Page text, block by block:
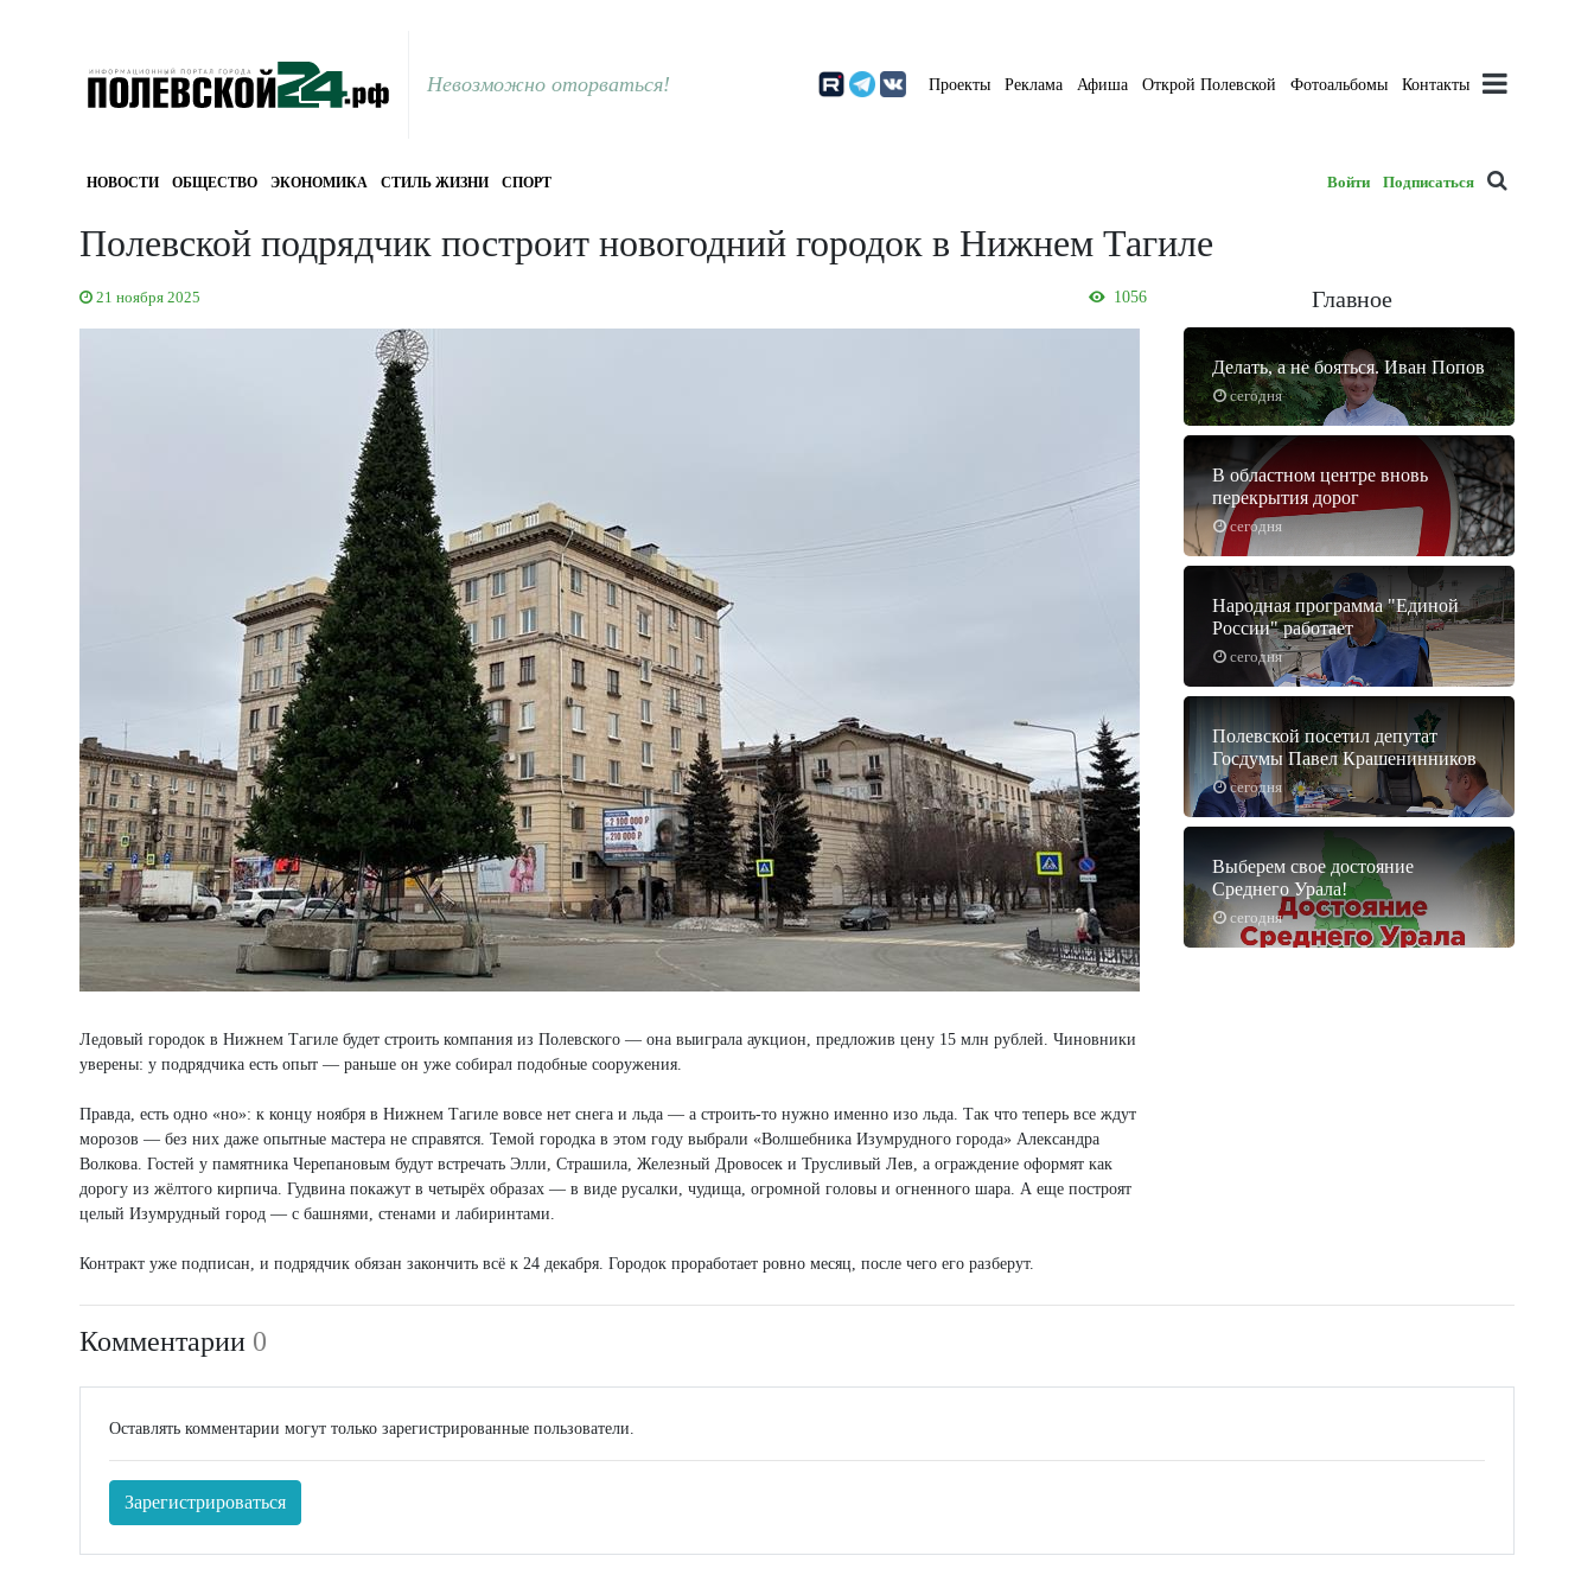
Невозможно оторваться! Проекты Реклама Афиша Открой Полевской Фотоальбомы Контакты
НОВОСТИ ОБЩЕСТВО ЭКОНОМИКА СТИЛЬ ЖИЗНИ СПОРТ Войти Подписаться
Полевской подрядчик построит новогодний городок в Нижнем Тагиле
21 ноября 2025 1056
Ледовый городок в Нижнем Тагиле будет строить компания из Полевского — она выиграла аукцион, предложив цену 15 млн рублей. Чиновники
уверены: у подрядчика есть опыт — раньше он уже собирал подобные сооружения.
Правда, есть одно «но»: к концу ноября в Нижнем Тагиле вовсе нет снега и льда — а строить-то нужно именно изо льда. Так что теперь все ждут
морозов — без них даже опытные мастера не справятся. Темой городка в этом году выбрали «Волшебника Изумрудного города» Александра
Волкова. Гостей у памятника Черепановым будут встречать Элли, Страшила, Железный Дровосек и Трусливый Лев, а ограждение оформят как
дорогу из жёлтого кирпича. Гудвина покажут в четырёх образах — в виде русалки, чудища, огромной головы и огненного шара. А еще построят
целый Изумрудный город — с башнями, стенами и лабиринтами.
Контракт уже подписан, и подрядчик обязан закончить всё к 24 декабря. Городок проработает ровно месяц, после чего его разберут.
Главное
сегодня
Делать, а не бояться. Иван Попов
сегодня
В областном центре вновь
перекрытия дорог
сегодня
Народная программа "Единой
России" работает
сегодня
Полевской посетил депутат
Госдумы Павел Крашенинников
сегодня
Выберем свое достояние
Среднего Урала!
Комментарии 0
Оставлять комментарии могут только зарегистрированные пользователи.
Зарегистрироваться